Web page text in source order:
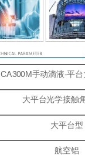
CA300M手动滴液-平
大平台光学接触
大平台型
航空铝